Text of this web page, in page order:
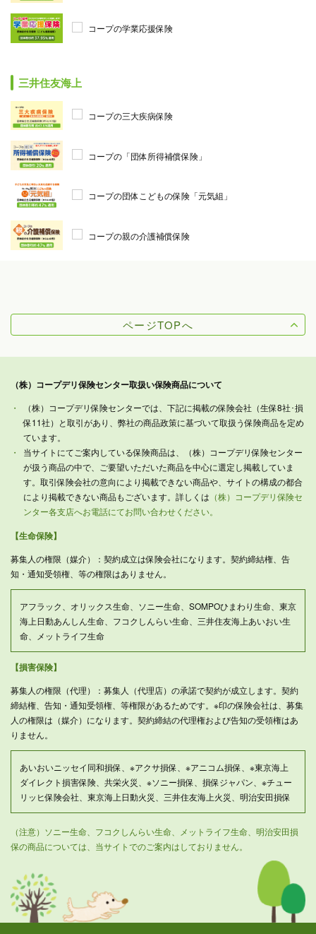
コープの学業応援保険
三井住友海上
コープの三大疾病保険
コープの「団体所得補償保険」
コープの団体こどもの保険「元気組」
コープの親の介護補償保険
ページTOPへ
（株）コープデリ保険センター取扱い保険商品について
（株）コープデリ保険センターでは、下記に掲載の保険会社（生保8社･損
保11社）と取引があり、弊社の商品政策に基づいて取扱う保険商品を定め
ています。
当サイトにてご案内している保険商品は、（株）コープデリ保険センター
が扱う商品の中で、ご要望いただいた商品を中心に選定し掲載していま
す。取引保険会社の意向により掲載できない商品や、サイトの構成の都合
により掲載できない商品もございます。詳しくは （株）コープデリ保険セ
ンター各支店へお電話にてお問い合わせください。
【生命保険】
募集人の権限（媒介）：契約成立は保険会社になります。契約締結権、告
知・通知受領権、等の権限はありません。
アフラック、オリックス生命、ソニー生命、SOMPOひまわり生命、東京
海上日動あんしん生命、フコクしんらい生命、三井住友海上あいおい生
命、メットライフ生命
【損害保険】
募集人の権限（代理）：募集人（代理店）の承諾で契約が成立します。契約
締結権、告知・通知受領権、等権限があるためです。※印の保険会社は、募集
人の権限は（媒介）になります。契約締結の代理権および告知の受領権はあ
りません。
あいおいニッセイ同和損保、※アクサ損保、※アニコム損保、※東京海上
ダイレクト損害保険、共栄火災、※ソニー損保、損保ジャパン、※チュー
リッヒ保険会社、東京海上日動火災、三井住友海上火災、明治安田損保
（注意）ソニー生命、フコクしんらい生命、メットライフ生命、明治安田損
保の商品については、当サイトでのご案内はしておりません。